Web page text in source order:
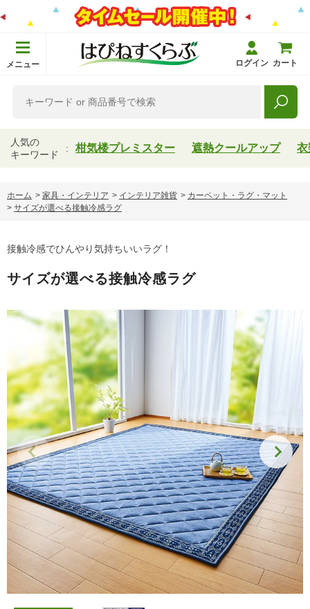
メニュー ログイン カート
人気の
キーワード
柑気楼プレミスター 遮熱クールアップ 衣
ホーム > 家具・インテリア > インテリア雑貨 > カーペット・ラグ・マット
> サイズが選べる接触冷感ラグ
接触冷感でひんやり気持ちいいラグ！
サイズが選べる接触冷感ラグ